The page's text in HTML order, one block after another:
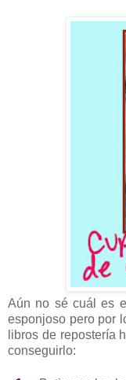
Aún no sé cuál es
esponjoso pero por
libros de repostería
conseguirlo: